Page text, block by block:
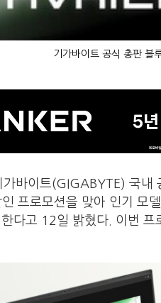
기가바이트 공식 총판 블
가바이트(GIGABYTE) 국내
인 프로모션을 맞아 인기
다고 12일 밝혔다. 이번